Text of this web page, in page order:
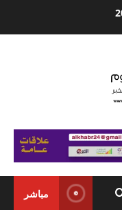
مباشر